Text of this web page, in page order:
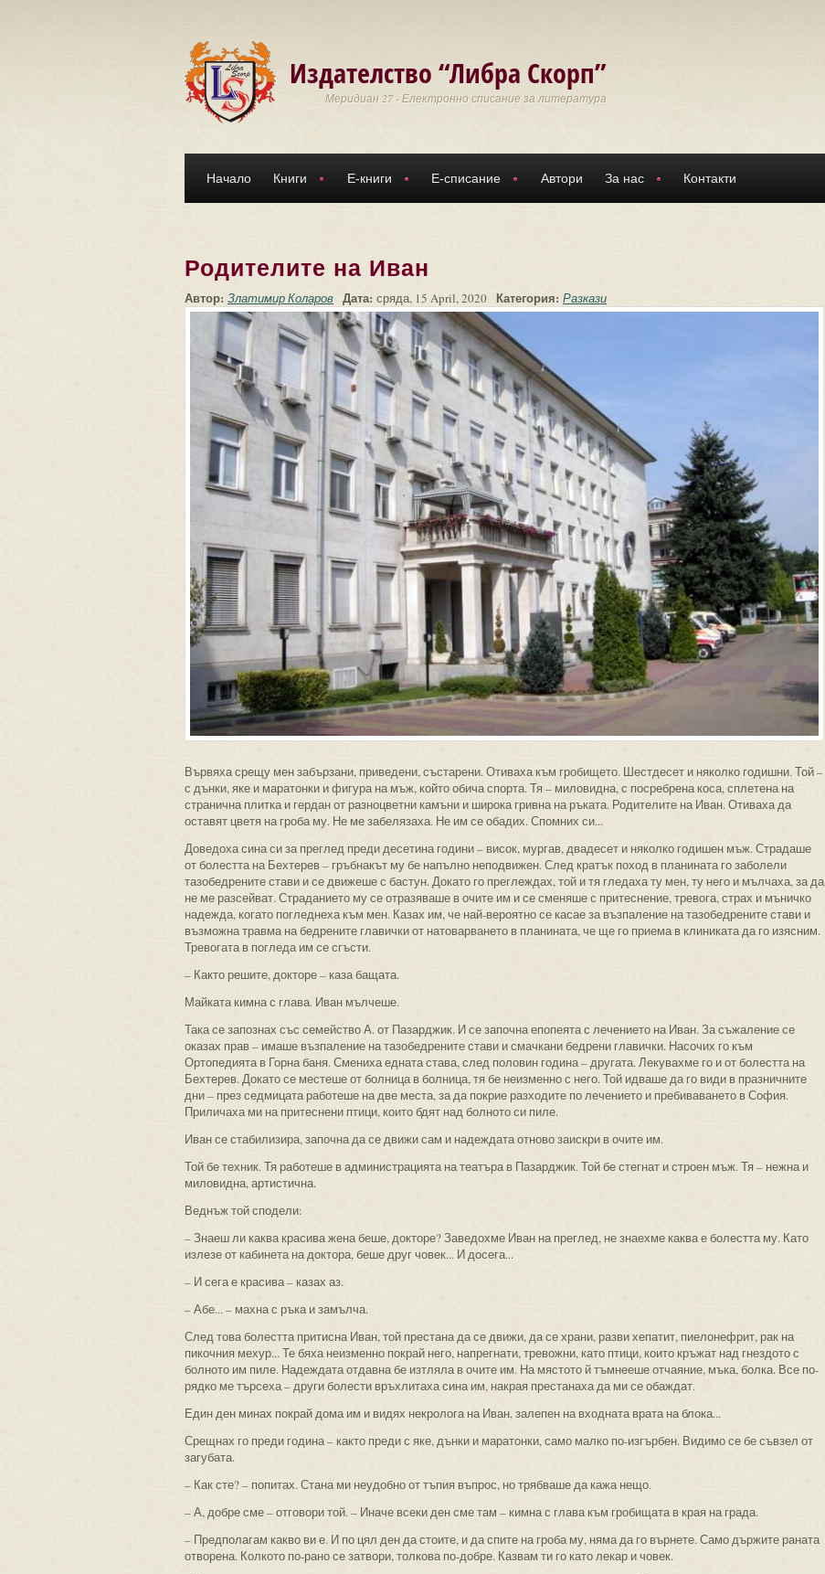
Издателство “Либра Скорп”
Меридиан 27 - Електронно списание за литература
Начало Книги Е-книги Е-списание Автори За нас Контакти
Родителите на Иван
Автор: Златимир Коларов Дата: сряда, 15 April, 2020 Категория: Разкази
Вървяха срещу мен забързани, приведени, състарени. Отиваха към гробището. Шестдесет и няколко годишни. Той –
с дънки, яке и маратонки и фигура на мъж, който обича спорта. Тя – миловидна, с посребрена коса, сплетена на
странична плитка и гердан от разноцветни камъни и широка гривна на ръката. Родителите на Иван. Отиваха да
оставят цветя на гроба му. Не ме забелязаха. Не им се обадих. Спомних си...
Доведоха сина си за преглед преди десетина години – висок, мургав, двадесет и няколко годишен мъж. Страдаше
от болестта на Бехтерев – гръбнакът му бе напълно неподвижен. След кратък поход в планината го заболели
тазобедрените стави и се движеше с бастун. Докато го преглеждах, той и тя гледаха ту мен, ту него и мълчаха, за да
не ме разсейват. Страданието му се отразяваше в очите им и се сменяше с притеснение, тревога, страх и мъничко
надежда, когато погледнеха към мен. Казах им, че най-вероятно се касае за възпаление на тазобедрените стави и
възможна травма на бедрените главички от натоварването в планината, че ще го приема в клиниката да го изясним.
Тревогата в погледа им се сгъсти.
– Както решите, докторе – каза бащата.
Майката кимна с глава. Иван мълчеше.
Така се запознах със семейство А. от Пазарджик. И се започна епопеята с лечението на Иван. За съжаление се
оказах прав – имаше възпаление на тазобедрените стави и смачкани бедрени главички. Насочих го към
Ортопедията в Горна баня. Смениха едната става, след половин година – другата. Лекувахме го и от болестта на
Бехтерев. Докато се местеше от болница в болница, тя бе неизменно с него. Той идваше да го види в празничните
дни – през седмицата работеше на две места, за да покрие разходите по лечението и пребиваването в София.
Приличаха ми на притеснени птици, които бдят над болното си пиле.
Иван се стабилизира, започна да се движи сам и надеждата отново заискри в очите им.
Той бе техник. Тя работеше в администрацията на театъра в Пазарджик. Той бе стегнат и строен мъж. Тя – нежна и
миловидна, артистична.
Веднъж той сподели:
– Знаеш ли каква красива жена беше, докторе? Заведохме Иван на преглед, не знаехме каква е болестта му. Като
излезе от кабинета на доктора, беше друг човек... И досега...
– И сега е красива – казах аз.
– Абе... – махна с ръка и замълча.
След това болестта притисна Иван, той престана да се движи, да се храни, разви хепатит, пиелонефрит, рак на
пикочния мехур... Те бяха неизменно покрай него, напрегнати, тревожни, като птици, които кръжат над гнездото с
болното им пиле. Надеждата отдавна бе изтляла в очите им. На мястото й тъмнееше отчаяние, мъка, болка. Все по-
рядко ме търсеха – други болести връхлитаха сина им, накрая престанаха да ми се обаждат.
Един ден минах покрай дома им и видях некролога на Иван, залепен на входната врата на блока...
Срещнах го преди година – както преди с яке, дънки и маратонки, само малко по-изгърбен. Видимо се бе съвзел от
загубата.
– Как сте? – попитах. Стана ми неудобно от тъпия въпрос, но трябваше да кажа нещо.
– А, добре сме – отговори той. – Иначе всеки ден сме там – кимна с глава към гробищата в края на града.
– Предполагам какво ви е. И по цял ден да стоите, и да спите на гроба му, няма да го върнете. Само държите раната
отворена. Колкото по-рано се затвори, толкова по-добре. Казвам ти го като лекар и човек.